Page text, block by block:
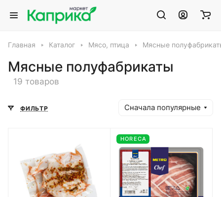
Главная Каталог Мясо, птица Мясные
Мясные полуфабрикаты
19 товаров
ФИЛЬТР Сначала популярные
HORECA